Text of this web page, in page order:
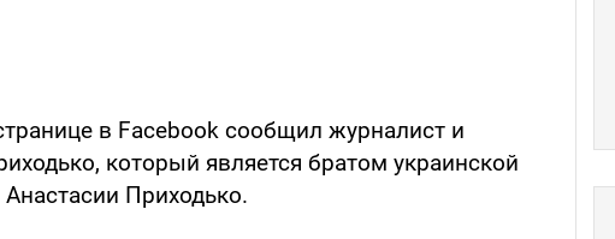
в Facebook сообщил журналист и
который является братом украинской
Приходько.